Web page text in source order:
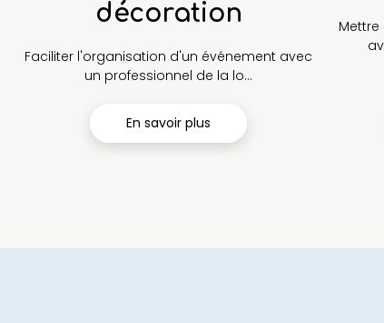
décoration
Faciliter l'organisation d'un événement avec
un professionnel de la lo...
En savoir plus